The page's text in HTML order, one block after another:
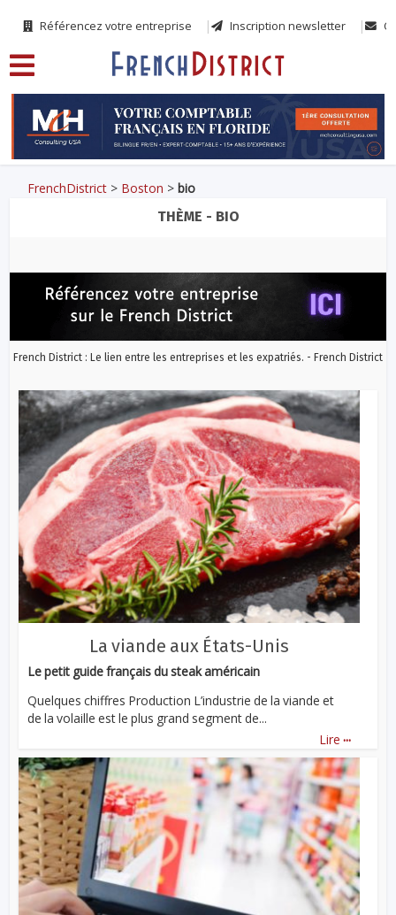
Référencez votre entreprise Inscription newsletter
FrenchDistrict > Boston >bio
THÈME - BIO
French District : Le lien entre les entreprises et les expatriés. - French District
La viande aux États-Unis
Le petit guide français du steak américain
Quelques chiffres Production L’industrie de la viande et
de la volaille est le plus grand segment de...
Lire ...